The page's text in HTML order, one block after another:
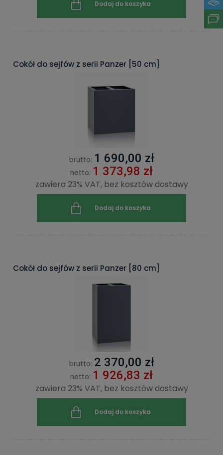
Dodaj do koszyka
Cokół do sejfów z serii Panzer [50 cm]
brutto: 1 690,00 zł
netto: 1 373,98 zł
zawiera 23% VAT, bez kosztów dostawy
Dodaj do koszyka
Cokół do sejfów z serii Panzer [80 cm]
brutto: 2 370,00 zł
netto: 1 926,83 zł
zawiera 23% VAT, bez kosztów dostawy
Dodaj do koszyka